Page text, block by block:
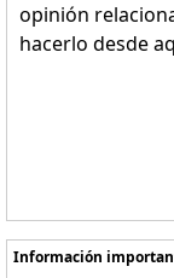
opinión
hacerlo desde
Información